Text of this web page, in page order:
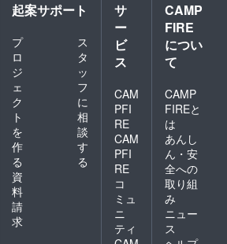
起案サポート
プ
ロ
ジ
ェ
ク
ト
を
作
る
ス
タ
ッ
フ
に
相
談
す
る
資
料
請
求
サ
ー
ビ
ス
CAM
PFI
RE
CAM
PFI
RE
コ
ミュ
ニ
ティ
CAMP
FIRE
につい
て
CAMP
FIREと
は
あんし
ん・安
全への
取り組
み
ニュー
ス